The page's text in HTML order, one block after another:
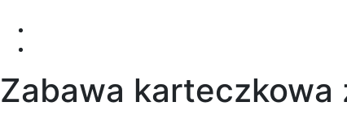
content
Zabawa